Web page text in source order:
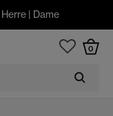
Herre | Dame
0